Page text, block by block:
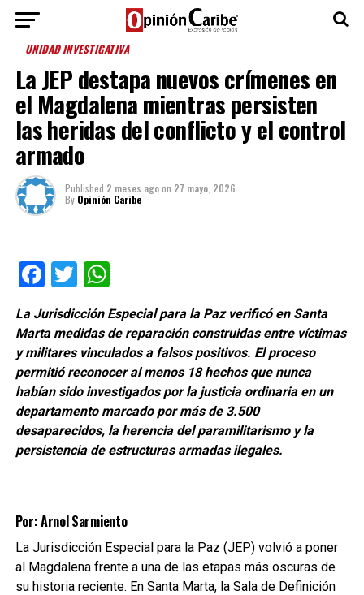
UNIDAD INVESTIGATIVA
La JEP destapa nuevos crímenes en
el Magdalena mientras persisten
las heridas del conflicto y el control
armado
Published 2 meses agoon 27 mayo, 2026
By Opinión Caribe
Facebook
TwitterWhatsApp
La Jurisdicción Especial para la Paz verificó en Santa
Marta medidas de reparación construidas entre víctimas
y militares vinculados a falsos positivos. El proceso
permitió reconocer al menos 18 hechos que nunca
habían sido investigados por la justicia ordinaria en un
departamento marcado por más de 3.500
desaparecidos, la herencia del paramilitarismo y la
persistencia de estructuras armadas ilegales.
Por: Arnol Sarmiento
La Jurisdicción Especial para la Paz (JEP) volvió a poner
al Magdalena frente a una de las etapas más oscuras de
su historia reciente. En Santa Marta, la Sala de Definición